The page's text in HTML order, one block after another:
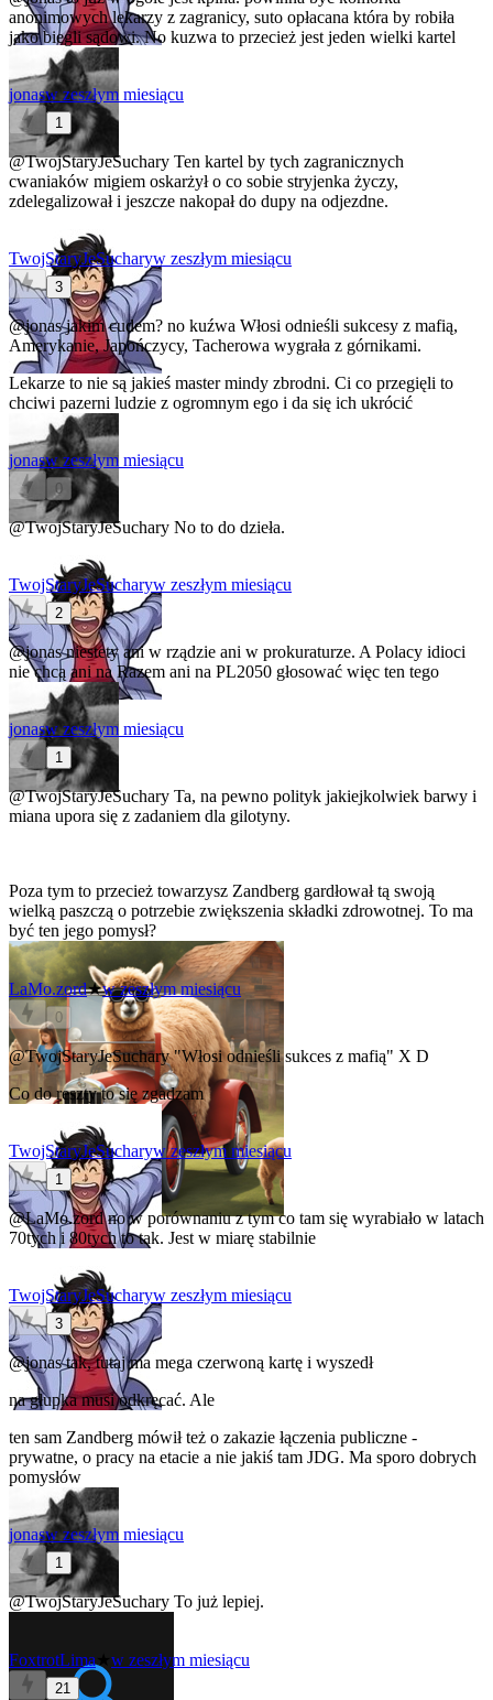
anonimowych lekarzy z zagranicy, suto opłacana która by robiła
jako biegli sądowi. No kuzwa to przecież jest jeden wielki kartel
jonasw zeszłym miesiącu
1
@TwojStaryJeSuchary Ten kartel by tych zagranicznych
cwaniaków migiem oskarżył o co sobie stryjenka życzy,
zdelegalizował i jeszcze nakopał do dupy na odjezdne.
TwojStaryJeSucharyw zeszłym miesiącu
3
@jonasjakim cudem? no kuźwa Włosi odnieśli sukcesy z mafią,
Amerykanie, Japończycy, Tacherowa wygrała z górnikami.
Lekarze to nie są jakieś master mindy zbrodni. Ci co przegięli to
chciwi pazerni ludzie z ogromnym ego i da się ich ukrócić
jonasw zeszłym miesiącu
0
@TwojStaryJeSuchary No to do dzieła.
TwojStaryJeSucharyw zeszłym miesiącu
2
@jonasniestety ani w rządzie ani w prokuraturze. A Polacy idioci
nie chcą ani na Razem ani na PL2050 głosować więc ten tego
jonasw zeszłym miesiącu
1
@TwojStaryJeSuchary Ta, na pewno polityk jakiejkolwiek barwy i
miana upora się z zadaniem dla gilotyny.
Poza tym to przecież towarzysz Zandberg gardłował tą swoją
wielką paszczą o potrzebie zwiększenia składki zdrowotnej. To ma
być ten jego pomysł?
LaMo.zord★w zeszłym miesiącu
0
@TwojStaryJeSuchary"Włosi odnieśli sukces z mafią" X D
Co do reszty to się zgadzam
TwojStaryJeSucharyw zeszłym miesiącu
1
@LaMo.zordno w porównaniu z tym co tam się wyrabiało w latach
70tych i 80tych to tak. Jest w miarę stabilnie
TwojStaryJeSucharyw zeszłym miesiącu
3
@jonastak, tutaj ma mega czerwoną kartę i wyszedł
na głupka musi odkręcać. Ale
ten sam Zandberg mówił też o zakazie łączenia publiczne -
prywatne, o pracy na etacie a nie jakiś tam JDG. Ma sporo dobrych
pomysłów
jonasw zeszłym miesiącu
1
@TwojStaryJeSuchary To już lepiej.
FoxtrotLima★ w zeszłym miesiącu
21